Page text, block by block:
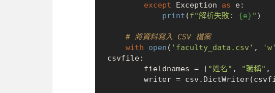
except Exception as e:
print (f"解析失敗: {e}" )
# 將資料寫入 CSV 檔案
with
open ( 'faculty_data.csv' , 'w'
csvfile:
        fieldnames = [
"姓名" , "職稱" ,